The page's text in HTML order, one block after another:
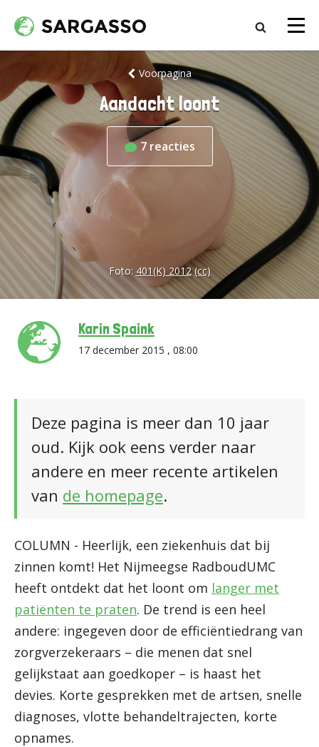
Voorpagina
Aandacht loont
7 reacties
Foto: 401(K) 2012 (cc)
Karin Spaink
17 december 2015 , 08:00
Deze pagina is meer dan 10 jaar
oud. Kijk ook eens verder naar
andere en meer recente artikelen
van de homepage.
COLUMN - Heerlijk, een ziekenhuis dat bij
zinnen komt! Het Nijmeegse RadboudUMC
heeft ontdekt dat het loont om langer met
patiënten te praten. De trend is een heel
andere: ingegeven door de efficiëntiedrang van
zorgverzekeraars – die menen dat snel
gelijkstaat aan goedkoper – is haast het
devies. Korte gesprekken met de artsen, snelle
diagnoses, vlotte behandeltrajecten, korte
opnames.